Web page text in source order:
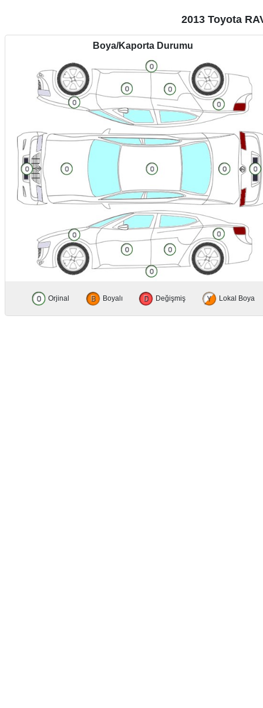
2013 Toyota
Boya/Kaporta Durumu
Orjinal Boyalı Değişmiş Lokal Boya